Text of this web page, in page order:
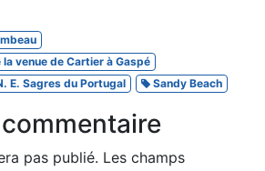
venue de Cartier à Gaspé
E. Sagres du Portugal Sandy Beach
pas publié. Les champs